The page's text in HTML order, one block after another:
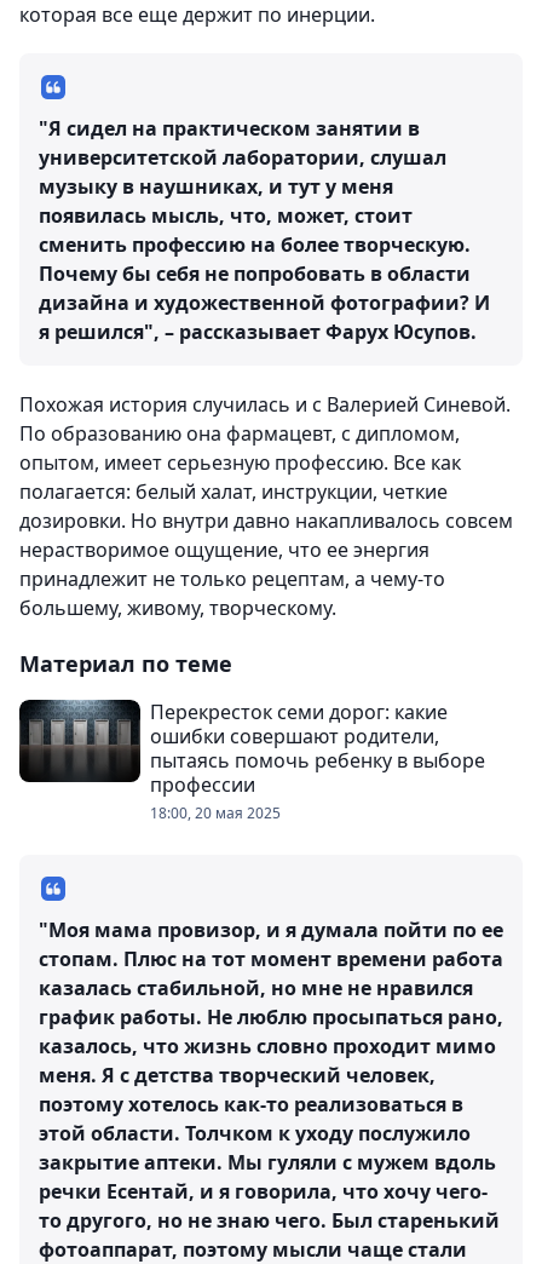
которая все еще держит по инерции.
"Я сидел на практическом занятии в
университетской лаборатории, слушал
музыку в наушниках, и тут у меня
появилась мысль, что, может, стоит
сменить профессию на более творческую.
Почему бы себя не попробовать в области
дизайна и художественной фотографии? И
я решился", – рассказывает Фарух Юсупов.
Похожая история случилась и с Валерией Синевой.
По образованию она фармацевт, с дипломом,
опытом, имеет серьезную профессию. Все как
полагается: белый халат, инструкции, четкие
дозировки. Но внутри давно накапливалось совсем
нерастворимое ощущение, что ее энергия
принадлежит не только рецептам, а чему-то
большему, живому, творческому.
Материал по теме
Перекресток семи дорог: какие
ошибки совершают родители,
пытаясь помочь ребенку в выборе
профессии
18:00, 20 мая 2025
"Моя мама провизор, и я думала пойти по ее
стопам. Плюс на тот момент времени работа
казалась стабильной, но мне не нравился
график работы. Не люблю просыпаться рано,
казалось, что жизнь словно проходит мимо
меня. Я с детства творческий человек,
поэтому хотелось как-то реализоваться в
этой области. Толчком к уходу послужило
закрытие аптеки. Мы гуляли с мужем вдоль
речки Есентай, и я говорила, что хочу чего-
то другого, но не знаю чего. Был старенький
фотоаппарат, поэтому мысли чаще стали